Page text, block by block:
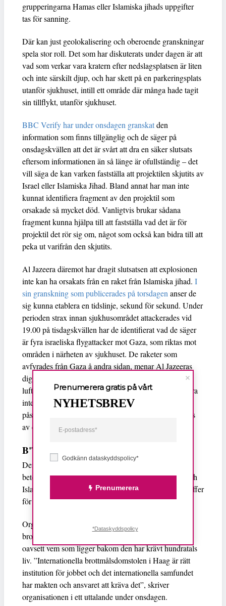
grupperingarna Hamas eller Islamiska jihads uppgifter
tas för sanning.
Där kan just geolokalisering och oberoende granskningar
spela stor roll. Det som har diskuterats under dagen är att
vad som verkar vara kratern efter nedslagsplatsen är liten
och inte särskilt djup, och har skett på en parkeringsplats
utanför sjukhuset, intill ett område där många hade tagit
sin tillflykt, utanför sjukhuset.
BBC Verify har under onsdagen granskatden
information som finns tillgänglig och de säger på
onsdagskvällen att det är svårt att dra en säker slutsats
eftersom informationen än så länge är ofullständig – det
vill säga de kan varken fastställa att projektilen skjutits av
Israel eller Islamiska Jihad. Bland annat har man inte
kunnat identifiera fragment av den projektil som
orsakade så mycket död. Vanligtvis brukar sådana
fragment kunna hjälpa till att fastställa vad det är för
projektil det rör sig om, något som också kan bidra till att
peka ut varifrån den skjutits.
Al Jazeera däremot har dragit slutsatsen att explosionen
inte kan ha orsakats från en raket från Islamiska jihad. I
sin granskning som publicerades på torsdagen anser de
sig kunna etablera en tidslinje, sekund för sekund. Under
perioden strax innan sjukhusområdet attackerades vid
19.00 på tisdagskvällen har de identifierat vad de säger
är fyra israeliska flygattacker mot Gaza, som riktas mot
områden i närheten av sjukhuset. De raketer som
avfyrades från Gaza å andra sidan, menar Al Jazeeras
digitala undersökningsteam, sköts ner av Israels
luftvärnsrobotsystem Iron Dome. Därför har Al Jazeera
inte funnit ”några belägg för den israeliska arméns
påstående att attacken mot al-Ahli-sjukhuset orsakades
av en felskjuten raket”.
B'Tselem: ICC måste utreda
Den israeliska människorättsorganisationen B’Tselem
betonar att informationskriget mellan Israel, Hamas och
Islamiska Jihad skiftar fokus från de många som föll offer
för attacken på tisdagskvällen.
Organisationen uppmanar till att Internationella
brottmålsdomstolen ICC ska utreda händelsen som
oavsett vem som ligger bakom den har krävt hundratals
liv. ”Internationella brottmålsdomstolen i Haag är rätt
institution för jobbet och det internationella samfundet
har makten och ansvaret att kräva det”, skriver
organisationen i ett uttalande under onsdagen.
Godkänn dataskyddspolicy*
Prenumerera
Prenumerera gratis på vårt
NYHETSBREV
*Dataskyddspolicy